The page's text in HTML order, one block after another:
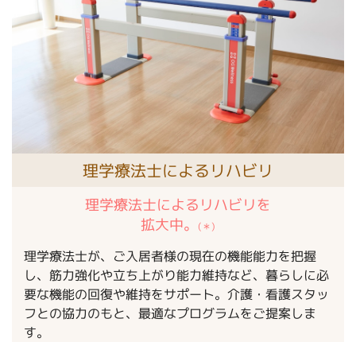
理学療法士によるリハビリ
理学療法士によるリハビリを
拡大中。
(＊)
理学療法士が、ご入居者様の現在の機能能力を把握
し、筋力強化や立ち上がり能力維持など、暮らしに必
要な機能の回復や維持をサポート。介護・看護スタッ
フとの協力のもと、最適なプログラムをご提案しま
す。